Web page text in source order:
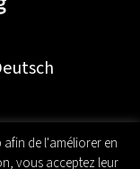
de l'améliorer en
vous acceptez leur